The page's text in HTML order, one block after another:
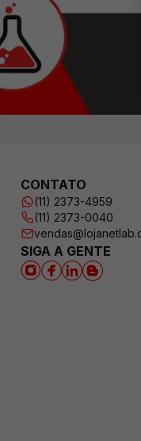
CONTATO
(11) 2373-4959
(11) 2373-0040
SIGA A GENTE